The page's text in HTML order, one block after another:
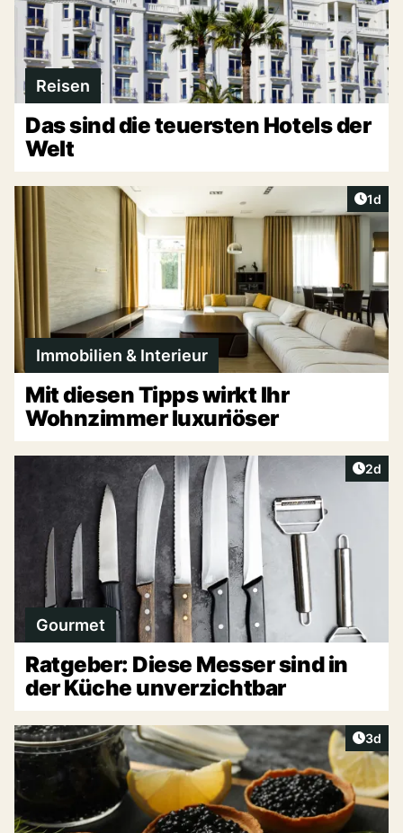
Reisen
Das sind die teuersten Hotels der
Welt
1d
Immobilien & Interieur
Mit diesen Tipps wirkt Ihr
Wohnzimmer luxuriöser
2d
Gourmet
Ratgeber: Diese Messer sind in
der Küche unverzichtbar
3d